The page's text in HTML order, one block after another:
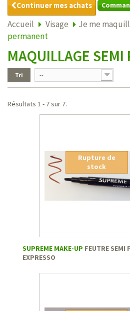
Continuer mes achats
Accueil Visage Je me
permanent
MAQUILLAGE
Tri --
Résultats 1 - 7 sur 7.
Rupture de
stock
SUPREME MAKE-UP FEUTRE SEMI
EXPRESSO